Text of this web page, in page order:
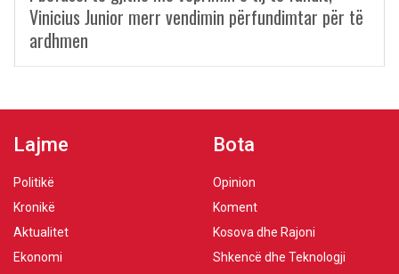
Vinicius Junior merr vendimin përfundimtar për të
ardhmen
Lajme
Politikë
Kronikë
Aktualitet
Ekonomi
Bota
Opinion
Koment
Kosova dhe Rajoni
Shkencë dhe Teknologji